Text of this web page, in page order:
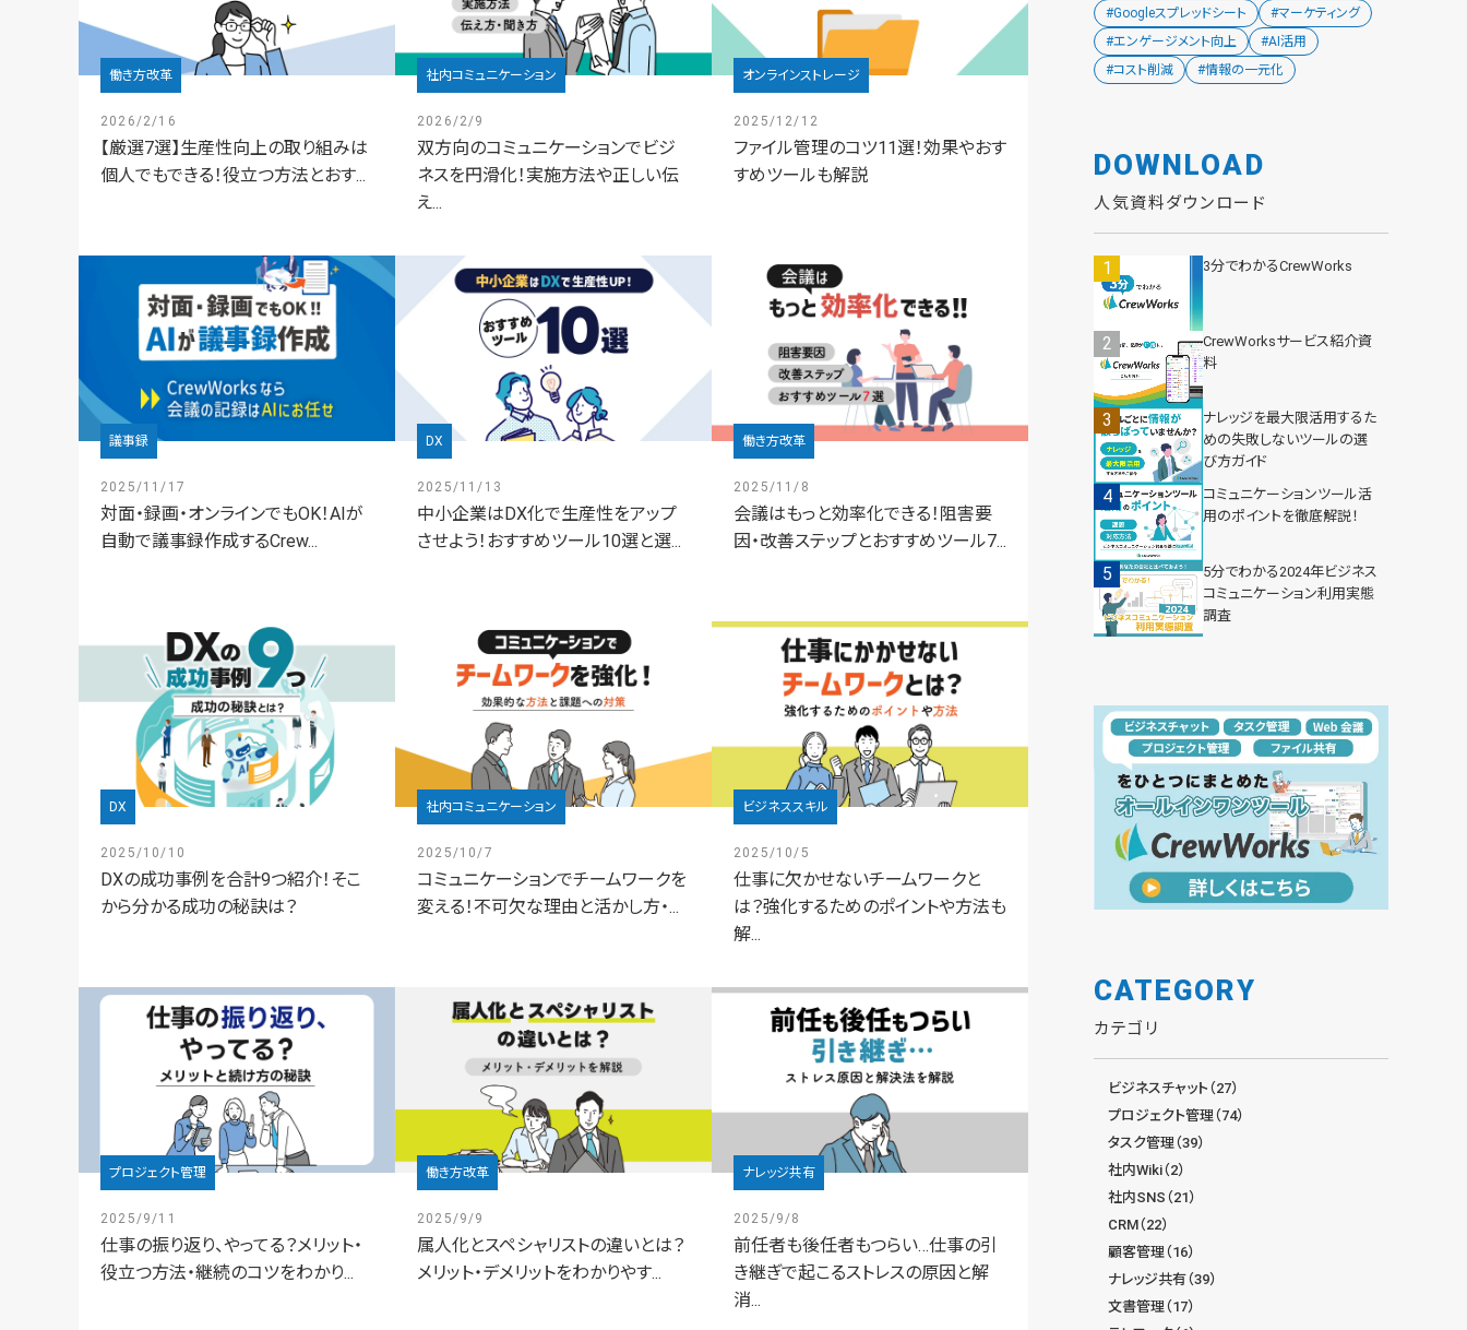
働き方改革
2026/2/16
【厳選7選】生産性向上の取り組みは
個人でもできる！役立つ方法とおす...
社内コミュニケーション
2026/2/9
双方向のコミュニケーションでビジ
ネスを円滑化！実施方法や正しい伝
え...
オンラインストレージ
2025/12/12
ファイル管理のコツ11選！効果やおす
すめツールも解説
議事録
2025/11/17
対面・録画・オンラインでもOK！AIが
自動で議事録作成するCrew...
DX
2025/11/13
中小企業はDX化で生産性をアップ
させよう！おすすめツール10選と選...
働き方改革
2025/11/8
会議はもっと効率化できる！阻害要
因・改善ステップとおすすめツール7...
DX
2025/10/10
DXの成功事例を合計9つ紹介！そこ
から分かる成功の秘訣は？
社内コミュニケーション
2025/10/7
コミュニケーションでチームワークを
変える！不可欠な理由と活かし方・...
ビジネススキル
2025/10/5
仕事に欠かせないチームワークと
は？強化するためのポイントや方法も
解...
プロジェクト管理
2025/9/11
仕事の振り返り、やってる？メリット・
役立つ方法・継続のコツをわかり...
働き方改革
2025/9/9
属人化とスペシャリストの違いとは？
メリット・デメリットをわかりやす...
ナレッジ共有
2025/9/8
前任者も後任者もつらい…仕事の引
き継ぎで起こるストレスの原因と解
消...
#Googleスプレッドシート
#マーケティング
#エンゲージメント向上
#AI活用
#コスト削減
#情報の一元化
DOWNLOAD
人気資料ダウンロード
3分でわかるCrewWorks
CrewWorksサービス紹介資
料
ナレッジを最大限活用するた
めの失敗しないツールの選
び方ガイド
コミュニケーションツール活
用のポイントを徹底解説！
5分でわかる2024年ビジネス
コミュニケーション利用実態
調査
CATEGORY
カテゴリ
ビジネスチャット（27）
プロジェクト管理（74）
タスク管理（39）
社内Wiki（2）
社内SNS（21）
CRM（22）
顧客管理（16）
ナレッジ共有（39）
文書管理（17）